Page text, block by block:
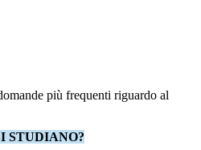
più frequenti riguardo al
STUDIANO?